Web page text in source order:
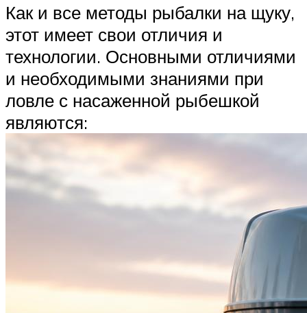
Как и все методы рыбалки на щуку,
этот имеет свои отличия и
технологии. Основными отличиями
и необходимыми знаниями при
ловле с насаженной рыбешкой
являются: